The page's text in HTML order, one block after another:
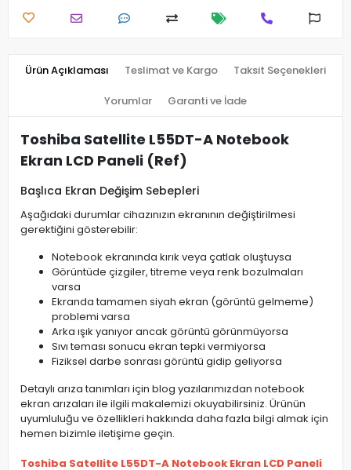
Ürün Açıklaması Teslimat ve Kargo Taksit Seçenekleri
Yorumlar Garanti ve İade
Toshiba Satellite L55DT-A Notebook
Ekran LCD Paneli (Ref)
Başlıca Ekran Değişim Sebepleri
Aşağıdaki durumlar cihazınızın ekranının değiştirilmesi
gerektiğini gösterebilir:
Notebook ekranında kırık veya çatlak oluştuysa
Görüntüde çizgiler, titreme veya renk bozulmaları
varsa
Ekranda tamamen siyah ekran (görüntü gelmeme)
problemi varsa
Arka ışık yanıyor ancak görüntü görünmüyorsa
Sıvı teması sonucu ekran tepki vermiyorsa
Fiziksel darbe sonrası görüntü gidip geliyorsa
Detaylı arıza tanımları için blog yazılarımızdan notebook
ekran arızaları ile ilgili makalemizi okuyabilirsiniz. Ürünün
uyumluluğu ve özellikleri hakkında daha fazla bilgi almak için
hemen bizimle iletişime geçin.
Toshiba Satellite L55DT-A Notebook Ekran LCD Paneli